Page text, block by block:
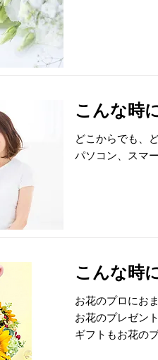
こんな時
どこからでも、
パソコン、スマ
こんな時
お花のプロにお
お花のプレゼン
ギフトもお花の